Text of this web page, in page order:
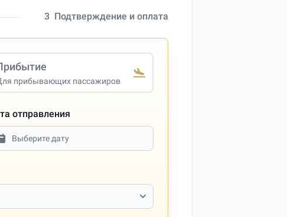
3 Подтверждение и оплата
прибывающих пассажиров
отправления